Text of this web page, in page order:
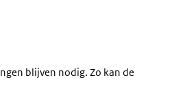
blijven nodig. Zo kan de